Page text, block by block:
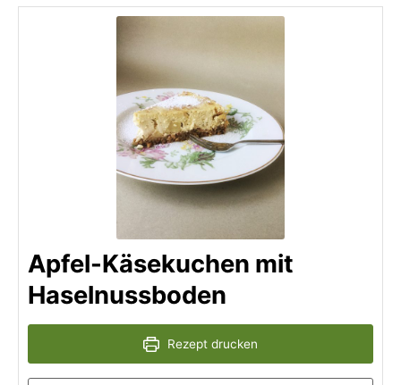
Apfel-Käsekuchen mit
Haselnussboden
Rezept drucken